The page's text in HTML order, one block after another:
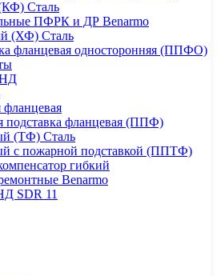
Сталь
ПФРК и ДР Benarmo
(ХФ) Сталь
фланцевая односторонняя (ППФО)
фланцевая
подставка фланцевая (ППФ)
(ТФ) Сталь
с пожарной подставкой (ППТФ)
гибкий
Benarmo
SDR 11